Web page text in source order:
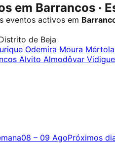
em Barrancos ·
eventos activos em
de Beja
Odemira Moura Mértola
Alvito Almodôvar
08 – 09 AgoPróximos